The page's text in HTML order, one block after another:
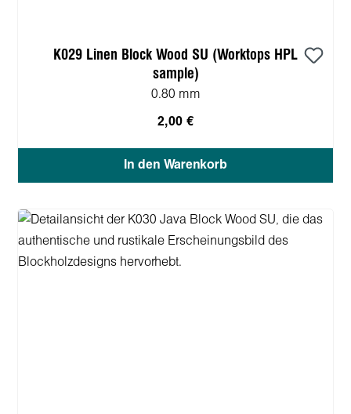
K029 Linen Block Wood SU (Worktops HPL
sample)
0.80 mm
2,00 €
In den Warenkorb